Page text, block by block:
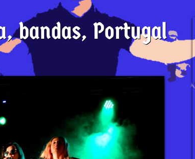
bandas, Portugal